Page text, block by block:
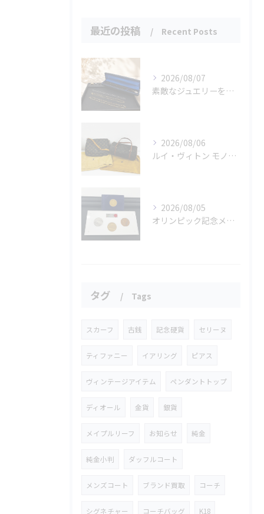
最近の投稿 Recent Posts
2026/08/07
素敵なジュエリーをたくさんお買取りさせていただきました✨
2026/08/06
ルイ・ヴィトン モノグラムバッグ2点をお買取させていただきました✨
2026/08/05
オリンピック記念メダルとメイプルリーフコインをお買取りさせていただきました🏅✨
タグ Tags
スカーフ 古銭 記念硬貨 セリーヌ
ティファニー イアリング ピアス
ヴィンテージアイテム ペンダントトップ
ディオール 金貨 銀貨
メイプルリーフ お知らせ 純金
純金小判 ダッフルコート
メンズコート ブランド買取 コーチ
シグネチャー コーチバッグ K18